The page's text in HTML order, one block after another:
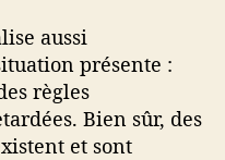
aussi
présente :
règles
Bien sûr, des
et sont